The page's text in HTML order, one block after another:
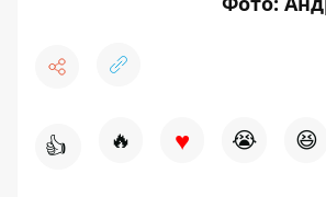
👍 🔥 ♥ 😭 😆